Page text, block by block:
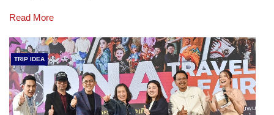
Read More
TRIP IDEA